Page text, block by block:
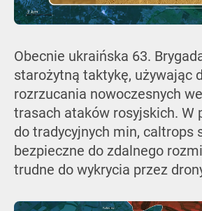
Obecnie ukraińska 63.
starożytną taktykę, używając
rozrzucania nowoczesnych
trasach ataków rosyjskich. W
do tradycyjnych min, caltrops
bezpieczne do zdalnego
trudne do wykrycia przez